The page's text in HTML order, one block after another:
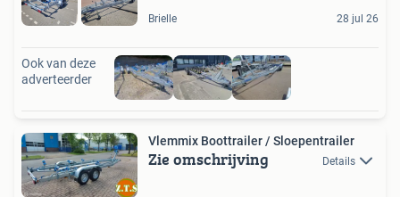
Brielle 28 jul 26
Ook van deze
adverteerder
Vlemmix Boottrailer / Sloepentrailer
Zie omschrijving Details